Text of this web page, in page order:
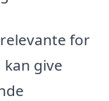
for
give